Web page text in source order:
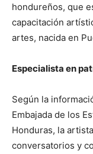
hondureños, que
capacitación
artes, nacida en
Especialista en
Según la
Embajada de los
Honduras, la
conversatorios y